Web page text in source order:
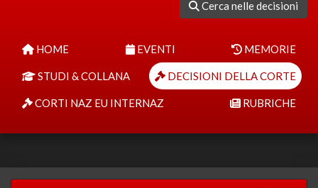
Cerca nelle decisioni
HOME EVENTI MEMORIE
STUDI & COLLANA DECISIONI DELLA CORTE
CORTI NAZ EU INTERNAZ RUBRICHE